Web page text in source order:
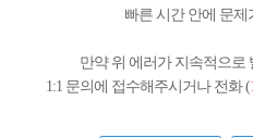
빠른 시간 안에 문
만약 위 에러가 지속적으로
1:1 문의에 접수해주시거나 전화 (